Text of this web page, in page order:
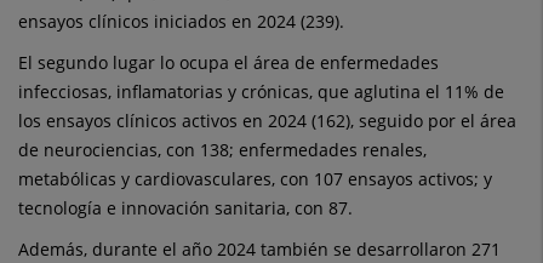
ensayos clínicos iniciados en 2024 (239).
El segundo lugar lo ocupa el área de enfermedades
infecciosas, inflamatorias y crónicas, que aglutina el 11% de
los ensayos clínicos activos en 2024 (162), seguido por el área
de neurociencias, con 138; enfermedades renales,
metabólicas y cardiovasculares, con 107 ensayos activos; y
tecnología e innovación sanitaria, con 87.
Además, durante el año 2024 también se desarrollaron 271